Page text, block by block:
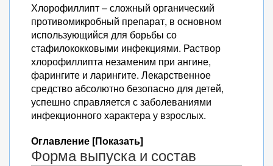
Хлорофиллипт – сложный органический
противомикробный препарат, в основном
использующийся для борьбы со
стафилококковыми инфекциями. Раствор
хлорофиллипта незаменим при ангине,
фарингите и ларингите. Лекарственное
средство абсолютно безопасно для детей,
успешно справляется с заболеваниями
инфекционного характера у взрослых.
Оглавление [Показать]
Форма выпуска и состав